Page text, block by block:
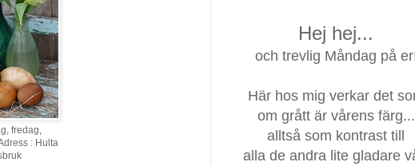
Hej hej...
och trevlig Måndag på
Här hos mig verkar det
om grått är vårens färg...
alltså som kontrast till
alla de andra lite gladare
fredag,
: Hulta